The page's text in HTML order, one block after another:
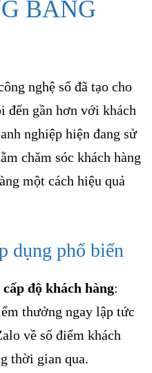
BẰNG
nghệ số đã tạo cho
đến gần hơn với khách
nghiệp hiện đang sử
chăm sóc khách hàng
một cách hiệu quả
dụng phổ biến
độ khách hàng:
thưởng ngay lập tức
về số điểm khách
thời gian qua.